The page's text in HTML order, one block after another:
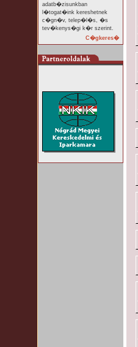
adatb�zisunkban
l�togat�ink kereshetnek
c�gn�v, telep�l�s, �s
tev�kenys�gi k�r szerint.
C�gkeres�